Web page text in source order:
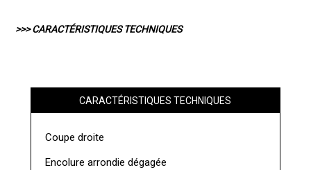
>>> CARACTÉRISTIQUES TECHNIQUES
CARACTÉRISTIQUES TECHNIQUES
Coupe droite
Encolure arrondie dégagée